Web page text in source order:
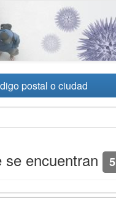
postal o ciudad
se encuentran 5